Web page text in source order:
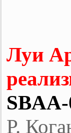
Луи
P.